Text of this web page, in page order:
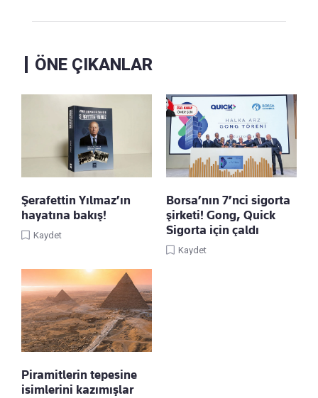
ÖNE ÇIKANLAR
Şerafettin Yılmaz’ın
hayatına bakış!
Kaydet
Borsa’nın 7’nci sigorta
şirketi! Gong, Quick
Sigorta için çaldı
Kaydet
Piramitlerin tepesine
isimlerini kazımışlar